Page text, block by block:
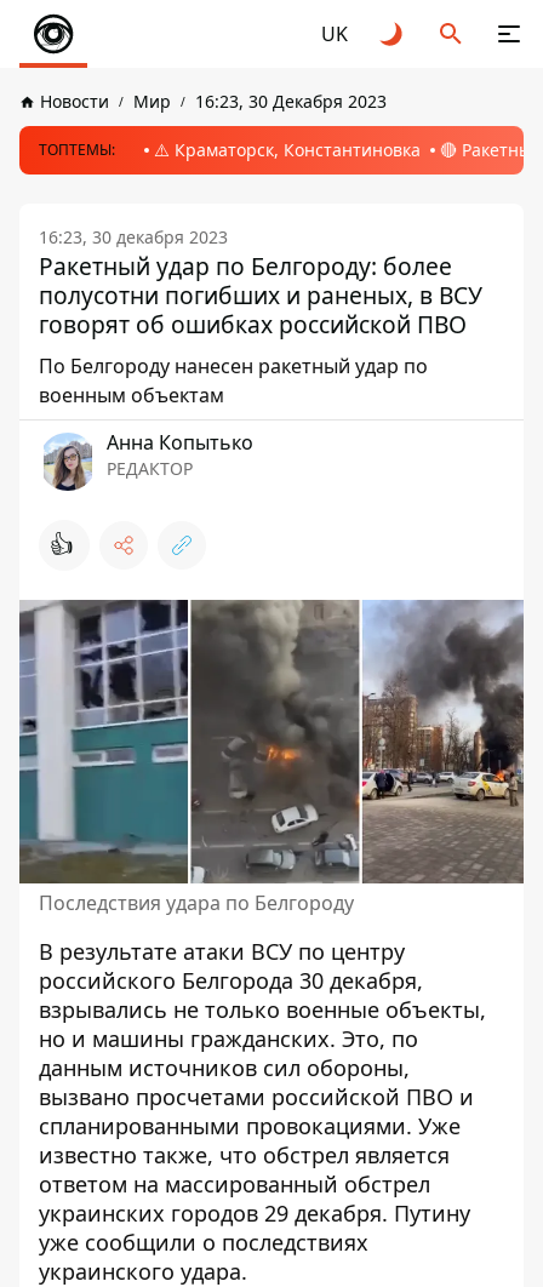
UK
Новости Мир 16:23, 30 Декабря 2023
ТОПТЕМЫ: ⚠️ Краматорск, Константиновка 🔴
16:23, 30 декабря 2023
Ракетный удар по Белгороду: более
полусотни погибших и раненых, в ВСУ
говорят об ошибках российской ПВО
По Белгороду нанесен ракетный удар по
военным объектам
Анна Копытько
РЕДАКТОР
👍
Последствия удара по Белгороду
В результате атаки ВСУ по центру
российского Белгорода 30 декабря,
взрывались не только военные объекты,
но и машины гражданских. Это, по
данным источников сил обороны,
вызвано просчетами российской ПВО и
спланированными провокациями. Уже
известно также, что обстрел является
ответом на массированный обстрел
украинских городов 29 декабря. Путину
уже сообщили о последствиях
украинского удара.